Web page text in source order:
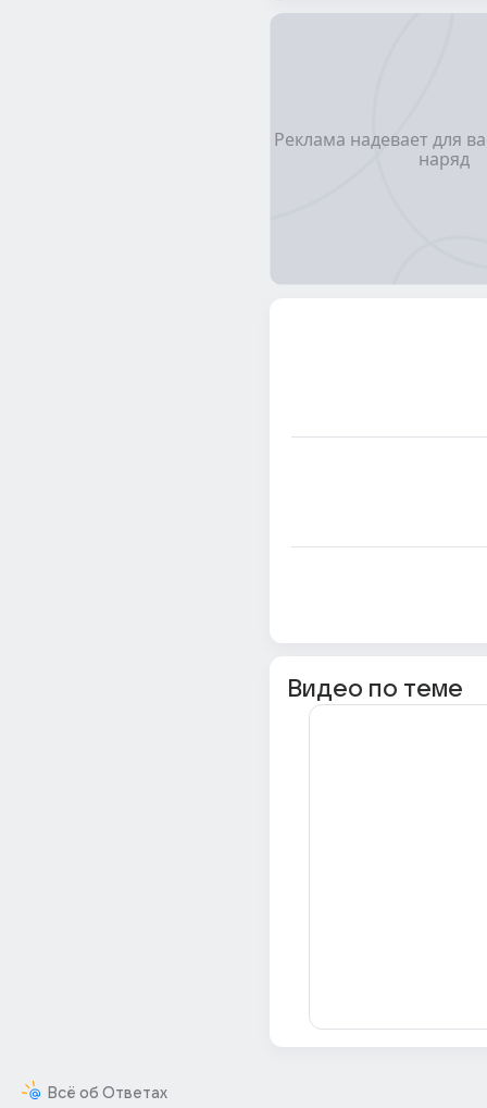
Всё об Ответах
Видео по теме